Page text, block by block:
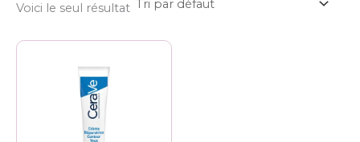
Voici le seul résultat